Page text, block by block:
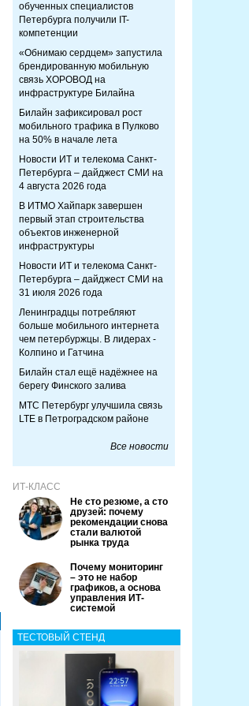
обученных специалистов
Петербурга получили IT-
компетенции
«Обнимаю сердцем» запустила
брендированную мобильную
связь ХОРОВОД на
инфраструктуре Билайна
Билайн зафиксировал рост
мобильного трафика в Пулково
на 50% в начале лета
Новости ИТ и телекома Санкт-
Петербурга – дайджест СМИ на
4 августа 2026 года
В ИТМО Хайпарк завершен
первый этап строительства
объектов инженерной
инфраструктуры
Новости ИТ и телекома Санкт-
Петербурга – дайджест СМИ на
31 июля 2026 года
Ленинградцы потребляют
больше мобильного интернета
чем петербуржцы. В лидерах -
Колпино и Гатчина
Билайн стал ещё надёжнее на
берегу Финского залива
МТС Петербург улучшила связь
LTE в Петроградском районе
Все новости
ИТ-КЛАСС
Не сто резюме, а сто
друзей: почему
рекомендации снова
стали валютой
рынка труда
Почему мониторинг
– это не набор
графиков, а основа
управления ИТ-
системой
ТЕСТОВЫЙ СТЕНД